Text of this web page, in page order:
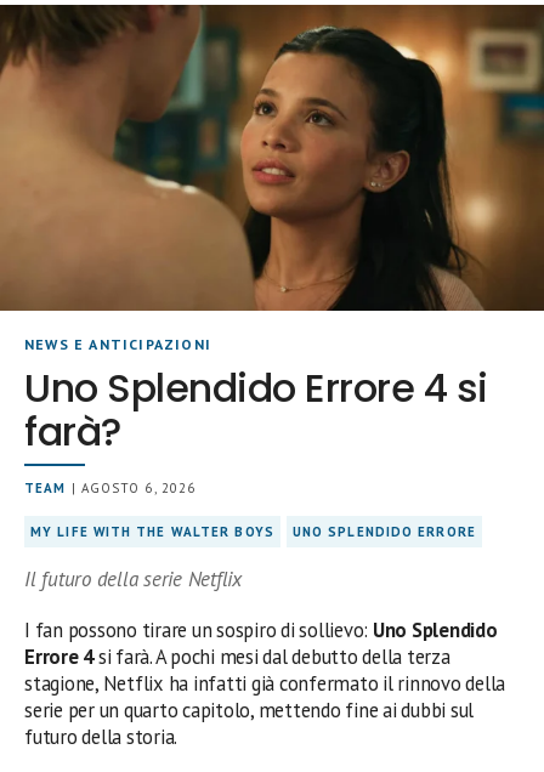
NEWS E ANTICIPAZIONI
Uno Splendido Errore 4 si
farà?
TEAM | AGOSTO 6, 2026
MY LIFE WITH THE WALTER BOYS UNO SPLENDIDO ERRORE
Il futuro della serie Netflix
I fan possono tirare un sospiro di sollievo: Uno Splendido
Errore 4si farà. A pochi mesi dal debutto della terza
stagione, Netflix ha infatti già confermato il rinnovo della
serie per un quarto capitolo, mettendo fine ai dubbi sul
futuro della storia.